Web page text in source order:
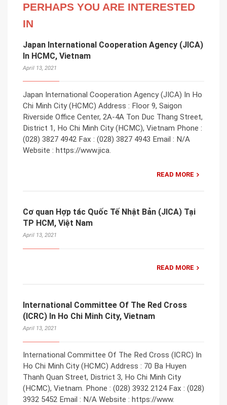
PERHAPS YOU ARE INTERESTED
IN
Japan International Cooperation Agency (JICA)
In HCMC, Vietnam
April 13, 2021
Japan International Cooperation Agency (JICA) In Ho
Chi Minh City (HCMC) Address : Floor 9, Saigon
Riverside Office Center, 2A-4A Ton Duc Thang Street,
District 1, Ho Chi Minh City (HCMC), Vietnam Phone :
(028) 3827 4942 Fax : (028) 3827 4943 Email : N/A
Website : https://www.jica.
READ MORE
Cơ quan Hợp tác Quốc Tế Nhật Bản (JICA) Tại
TP HCM, Việt Nam
April 13, 2021
READ MORE
International Committee Of The Red Cross
(ICRC) In Ho Chi Minh City, Vietnam
April 13, 2021
International Committee Of The Red Cross (ICRC) In
Ho Chi Minh City (HCMC) Address : 70 Ba Huyen
Thanh Quan Street, District 3, Ho Chi Minh City
(HCMC), Vietnam. Phone : (028) 3932 2124 Fax : (028)
3932 5452 Email : N/A Website : https://www.